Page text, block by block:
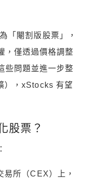
「閹割版股票」，
，僅透過價格調整
些問題並進一步整
），xStocks 有望
股票？
所（CEX）上，